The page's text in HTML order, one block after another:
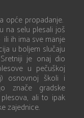
opće propadanje.
selu plesali još
ih ima sve manje
u boljem slučaju
je onaj dio
u pečuškoj
osnovnoj školi i
znače gradske
ali to ipak
zajednice.